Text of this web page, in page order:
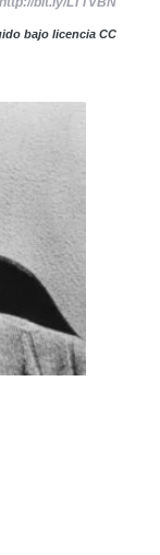
bajo licencia CC